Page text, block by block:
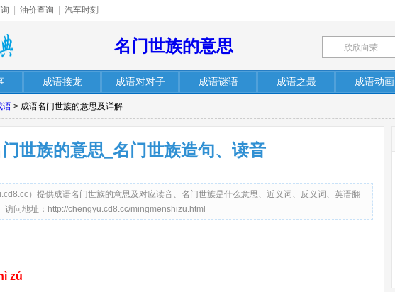
油价查询 汽车时刻
名门世族的意思
成语接龙 成语对对子 成语谜语 成语之最 成语动画
语 > 成语名门世族的意思及详解
世族的意思_名门世族造句、读音
）提供成语名门世族的意思及对应读音、名门世族是什么意思、近义词、反义词、英语翻
访问地址：http://chengyu.cd8.cc/mingmenshizu.html
zú